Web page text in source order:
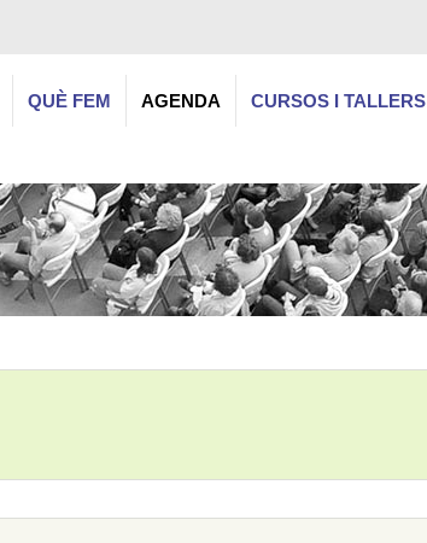
QUÈ FEM AGENDA CURSOS I TALLERS